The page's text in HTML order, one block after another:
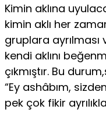
Kimin aklına
kimin aklı her
gruplara
kendi aklını
çıkmıştır. Bu
“Ey ashâbım,
pek çok fikir